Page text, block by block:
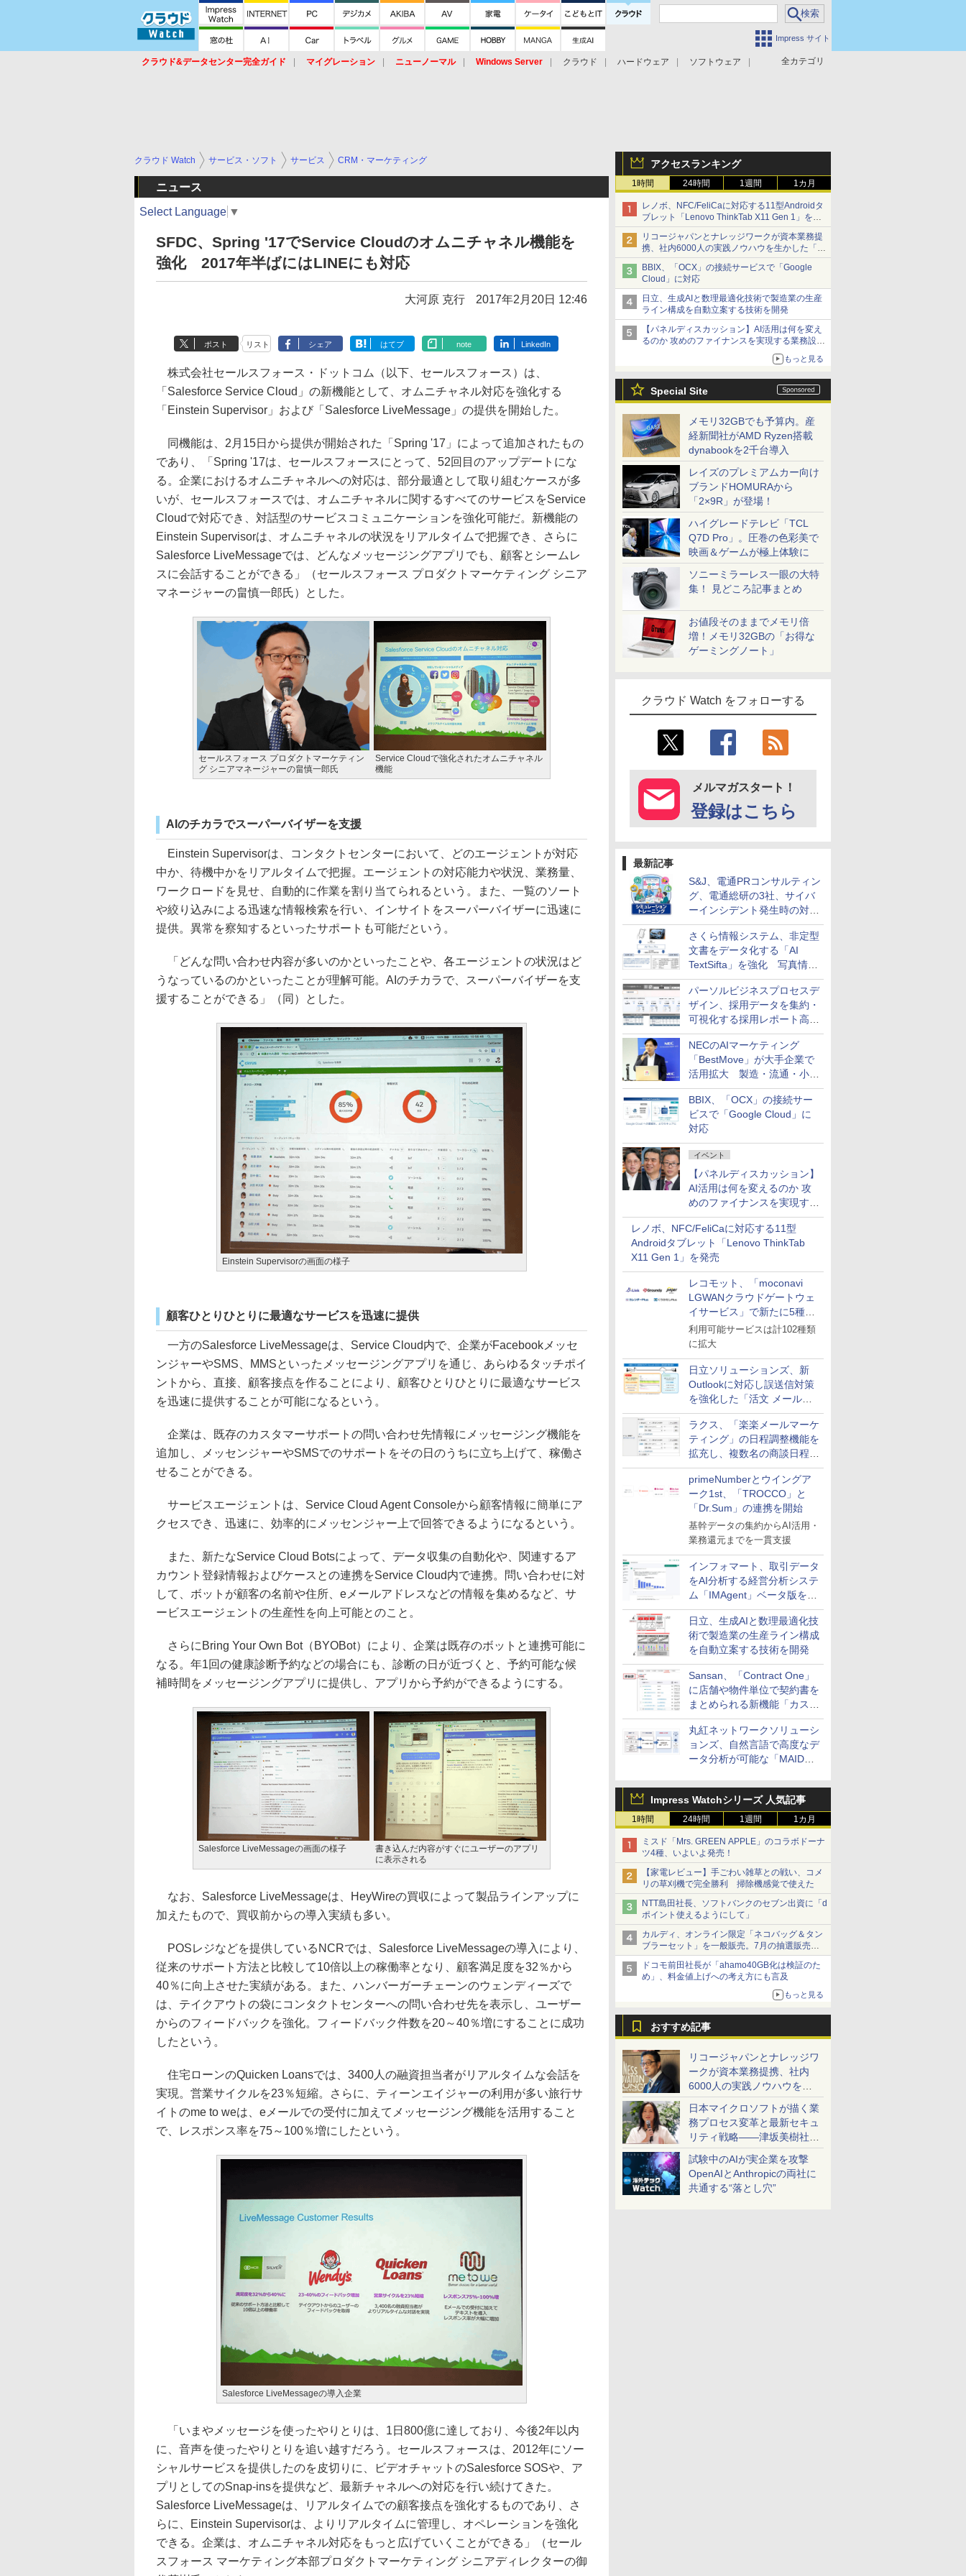
Impress サイト
全カテゴリ
クラウド&データセンター完全ガイド マイグレーション ニューノーマル Windows Server クラウド ハードウェア
ソフトウェア
アクセスランキング
1時間 24時間 1週間 1カ月
レノボ、NFC/FeliCaに対応する11型Androidタ
ブレット「Lenovo ThinkTab X11 Gen 1」を発
売
リコージャパンとナレッジワークが資本業務提
携、社内6000人の実践ノウハウを生かした「AI
商談記録 for RICOH」を展開へ
BBIX、「OCX」の接続サービスで「Google
Cloud」に対応
日立、生成AIと数理最適化技術で製造業の生産
ライン構成を自動立案する技術を開発
【パネルディスカッション】AI活用は何を変え
るのか 攻めのファイナンスを実現する業務設計
もっと見る
Special Site
メモリ32GBでも予算内。産
経新聞社がAMD Ryzen搭載
dynabookを2千台導入
レイズのプレミアムカー向け
ブランドHOMURAから
「2×9R」が登場！
ハイグレードテレビ「TCL
Q7D Pro」。圧巻の色彩美で
映画＆ゲームが極上体験に
ソニーミラーレス一眼の大特
集！ 見どころ記事まとめ
お値段そのままでメモリ倍
増！メモリ32GBの「お得な
ゲーミングノート」
クラウド Watch をフォローする
メルマガスタート！
登録はこちら
最新記事
S&J、電通PRコンサルティン
グ、電通総研の3社、サイバ
ーインシデント発生時の対応
と危機管理広報を一体的に訓
練するプログラムを提供
さくら情報システム、非定型
文書をデータ化する「AI
TextSifta」を強化 写真情報
のデータ化などに対応
パーソルビジネスプロセスデ
ザイン、採用データを集約・
可視化する採用レポート高速
化サービスを提供
NECのAIマーケティング
「BestMove」が大手企業で
活用拡大 製造・流通・小売
企業・広告代理店などが実装
フェーズへ
BBIX、「OCX」の接続サー
ビスで「Google Cloud」に
対応
イベント
【パネルディスカッション】
AI活用は何を変えるのか 攻
めのファイナンスを実現する
業務設計とマインドセット変
革
レノボ、NFC/FeliCaに対応する11型
Androidタブレット「Lenovo ThinkTab
X11 Gen 1」を発売
レコモット、「moconavi
LGWANクラウドゲートウェ
イサービス」で新たに5種類
のサービスと連携開始
利用可能サービスは計102種類
に拡大
日立ソリューションズ、新
Outlookに対応し誤送信対策
を強化した「活文 メール誤
送信防止アドインサービス」
を提供
ラクス、「楽楽メールマーケ
ティング」の日程調整機能を
拡充し、複数名の商談日程調
整を効率化
primeNumberとウイングア
ーク1st、「TROCCO」と
「Dr.Sum」の連携を開始
基幹データの集約からAI活用・
業務還元までを一貫支援
インフォマート、取引データ
をAI分析する経営分析システ
ム「IMAgent」ベータ版を提
供
日立、生成AIと数理最適化技
術で製造業の生産ライン構成
を自動立案する技術を開発
Sansan、「Contract One」
に店舗や物件単位で契約書を
まとめられる新機能「カスタ
ム契約ツリー」を追加
丸紅ネットワークソリューシ
ョンズ、自然言語で高度なデ
ータ分析が可能な「MAIDOA
Impress Watchシリーズ 人気記事
1時間 24時間 1週間 1カ月
ミスド「Mrs. GREEN APPLE」のコラボドーナ
ツ4種、いよいよ発売！
【家電レビュー】手ごわい雑草との戦い、コメ
リの草刈機で完全勝利 掃除機感覚で使えた
NTT島田社長、ソフトバンクのセブン出資に「d
ポイント使えるようにして」
カルディ、オンライン限定「ネコバッグ＆タン
ブラーセット」を一般販売。7月の抽選販売の
当選無効分
ドコモ前田社長が「ahamo40GB化は検証のた
め」、料金値上げへの考え方にも言及
もっと見る
おすすめ記事
リコージャパンとナレッジワ
ークが資本業務提携、社内
6000人の実践ノウハウを生
かした「AI商談記録 for
RICOH」を展開へ
日本マイクロソフトが描く業
務プロセス変革と最新セキュ
リティ戦略――津坂美樹社長
が2027年度戦略を説明
試験中のAIが実企業を攻撃
OpenAIとAnthropicの両社に
共通する“落とし穴”
クラウド Watch サービス・ソフト サービス CRM・マーケティング
ニュース
Select Language ▼
SFDC、Spring '17でService Cloudのオムニチャネル機能を
強化 2017年半ばにはLINEにも対応
大河原 克行 2017年2月20日 12:46
ポスト リスト シェア はてブ note LinkedIn
株式会社セールスフォース・ドットコム（以下、セールスフォース）は、
「Salesforce Service Cloud」の新機能として、オムニチャネル対応を強化する
「Einstein Supervisor」および「Salesforce LiveMessage」の提供を開始した。
同機能は、2月15日から提供が開始された「Spring '17」によって追加されたもの
であり、「Spring '17は、セールスフォースにとって、52回目のアップデートにな
る。企業におけるオムニチャネルへの対応は、部分最適として取り組むケースが多
いが、セールスフォースでは、オムニチャネルに関するすべてのサービスをService
Cloudで対応でき、対話型のサービスコミュニケーションを強化可能だ。新機能の
Einstein Supervisorは、オムニチャネルの状況をリアルタイムで把握でき、さらに
Salesforce LiveMessageでは、どんなメッセージングアプリでも、顧客とシームレ
スに会話することができる」（セールスフォース プロダクトマーケティング シニア
マネージャーの畠慎一郎氏）とした。
セールスフォース プロダクトマーケティン
グ シニアマネージャーの畠慎一郎氏
Service Cloudで強化されたオムニチャネル
機能
AIのチカラでスーパーバイザーを支援
Einstein Supervisorは、コンタクトセンターにおいて、どのエージェントが対応
中か、待機中かをリアルタイムで把握。エージェントの対応能力や状況、業務量、
ワークロードを見せ、自動的に作業を割り当てられるという。また、一覧のソート
や絞り込みによる迅速な情報検索を行い、インサイトをスーパーバイザーに迅速に
提供。異常を察知するといったサポートも可能だという。
「どんな問い合わせ内容が多いのかといったことや、各エージェントの状況はど
うなっているのかといったことが理解可能。AIのチカラで、スーパーバイザーを支
援することができる」（同）とした。
Einstein Supervisorの画面の様子
顧客ひとりひとりに最適なサービスを迅速に提供
一方のSalesforce LiveMessageは、Service Cloud内で、企業がFacebookメッセ
ンジャーやSMS、MMSといったメッセージングアプリを通じ、あらゆるタッチポイ
ントから、直接、顧客接点を作ることにより、顧客ひとりひとりに最適なサービス
を迅速に提供することが可能になるという。
企業は、既存のカスタマーサポートの問い合わせ先情報にメッセージング機能を
追加し、メッセンジャーやSMSでのサポートをその日のうちに立ち上げて、稼働さ
せることができる。
サービスエージェントは、Service Cloud Agent Consoleから顧客情報に簡単にア
クセスでき、迅速に、効率的にメッセンジャー上で回答できるようになるという。
また、新たなService Cloud Botsによって、データ収集の自動化や、関連するア
カウント登録情報およびケースとの連携をService Cloud内で連携。問い合わせに対
して、ボットが顧客の名前や住所、eメールアドレスなどの情報を集めるなど、サ
ービスエージェントの生産性を向上可能とのこと。
さらにBring Your Own Bot（BYOBot）により、企業は既存のボットと連携可能に
なる。年1回の健康診断予約などの場合にも、診断の日が近づくと、予約可能な候
補時間をメッセージングアプリに提供し、アプリから予約ができるようにする。
Salesforce LiveMessageの画面の様子
書き込んだ内容がすぐにユーザーのアプリ
に表示される
なお、Salesforce LiveMessageは、HeyWireの買収によって製品ラインアップに
加えたもので、買収前からの導入実績も多い。
POSレジなどを提供しているNCRでは、Salesforce LiveMessageの導入により、
従来のサポート方法と比較して10倍以上の稼働率となり、顧客満足度を32％から
40％に向上させた実績がある。また、ハンバーガーチェーンのウェンディーズで
は、テイクアウトの袋にコンタクトセンターへの問い合わせ先を表示し、ユーザー
からのフィードバックを強化。フィードバック件数を20～40％増にすることに成功
したという。
住宅ローンのQuicken Loansでは、3400人の融資担当者がリアルタイムな会話を
実現。営業サイクルを23％短縮。さらに、ティーンエイジャーの利用が多い旅行サ
イトのme to weは、eメールでの受付に加えてメッセージング機能を活用すること
で、レスポンス率を75～100％増にしたという。
Salesforce LiveMessageの導入企業
「いまやメッセージを使ったやりとりは、1日800億に達しており、今後2年以内
に、音声を使ったやりとりを追い越すだろう。セールスフォースは、2012年にソー
シャルサービスを提供したのを皮切りに、ビデオチャットのSalesforce SOSや、ア
プリとしてのSnap-insを提供など、最新チャネルへの対応を行い続けてきた。
Salesforce LiveMessageは、リアルタイムでの顧客接点を強化するものであり、さ
らに、Einstein Supervisorは、よりリアルタイムに管理し、オペレーションを強化
できる。企業は、オムニチャネル対応をもっと広げていくことができる」（セール
スフォース マーケティング本部プロダクトマーケティング シニアディレクターの御